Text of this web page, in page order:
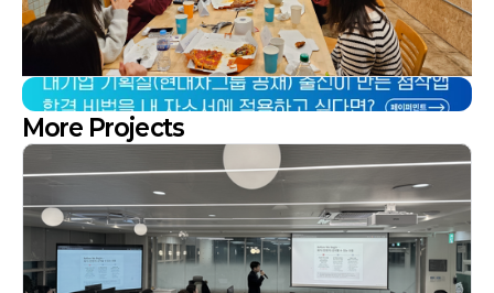
More Projects